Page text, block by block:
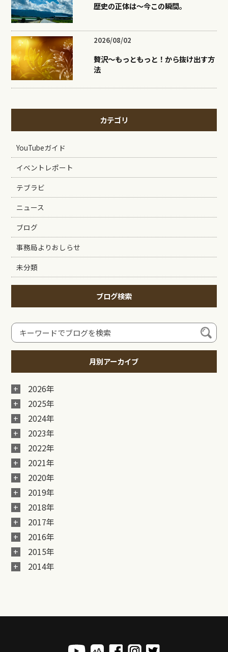
歴史の正体は〜今この瞬間。
2026/08/02
贅沢〜もっともっと！から抜け出す方
法
カテゴリ
YouTubeガイド
イベントレポート
テブラビ
ニュース
ブログ
事務局よりおしらせ
未分類
ブログ検索
月別アーカイブ
2026年
2025年
2024年
2023年
2022年
2021年
2020年
2019年
2018年
2017年
2016年
2015年
2014年